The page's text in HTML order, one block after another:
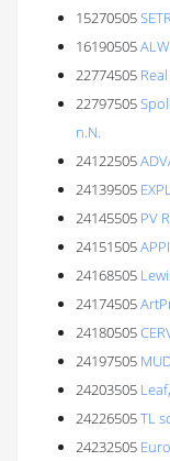
15270505
16190505
22774505
22797505
n.N.
24122505
24139505
24145505 PV
24151505
24168505
24174505
24180505
24197505
24203505
24226505TL
24232505